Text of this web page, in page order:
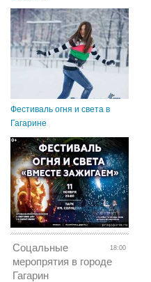
Фестиваль огня и света в
Гагарине
18:00
Соцальные
меропрятия в городе
Гагарин